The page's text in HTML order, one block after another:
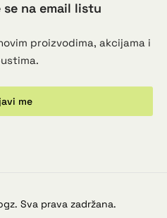
na email listu
proizvodima, akcijama i
me
Sva prava zadržana.